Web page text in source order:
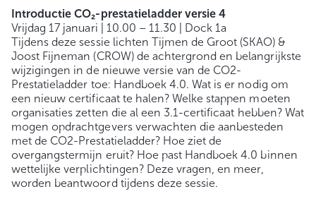
Introductie CO₂-prestatieladder versie 4
Vrijdag 17 januari | 10.00 – 11.30 | Dock 1a
Tijdens deze sessie lichten Tijmen de Groot (SKAO) &
Joost Fijneman (CROW) de achtergrond en belangrijkste
wijzigingen in de nieuwe versie van de CO2-
Prestatieladder toe: Handboek 4.0. Wat is er nodig om
een nieuw certificaat te halen? Welke stappen moeten
organisaties zetten die al een 3.1-certificaat hebben? Wat
mogen opdrachtgevers verwachten die aanbesteden
met de CO2-Prestatieladder? Hoe ziet de
overgangstermijn eruit? Hoe past Handboek 4.0 binnen
wettelijke verplichtingen? Deze vragen, en meer,
worden beantwoord tijdens deze sessie.